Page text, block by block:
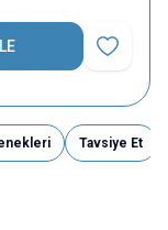
Favoriye
Tavsiye Et